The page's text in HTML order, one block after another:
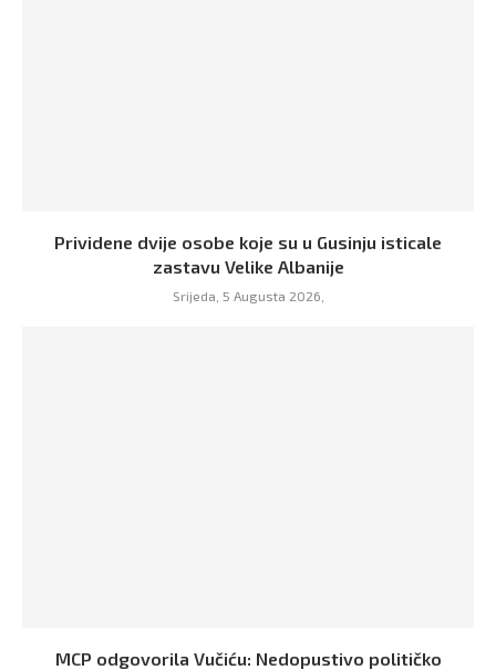
Prividene dvije osobe koje su u Gusinju isticale
zastavu Velike Albanije
Srijeda, 5 Augusta 2026,
MCP odgovorila Vučiću: Nedopustivo političko